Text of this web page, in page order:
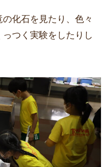
化石を見たり、色々
つく実験をしたりし